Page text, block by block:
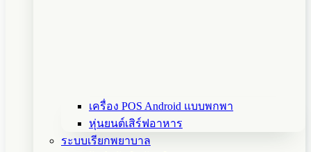
เครื่อง POS Android แบบพกพา
หุ่นยนต์เสิร์ฟอาหาร
ระบบเรียกพยาบาล